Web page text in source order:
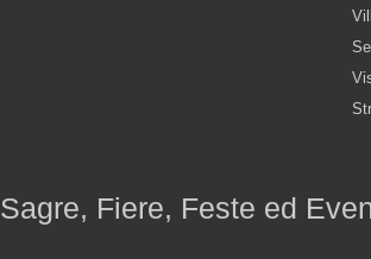
Sagre, Fiere, Feste ed